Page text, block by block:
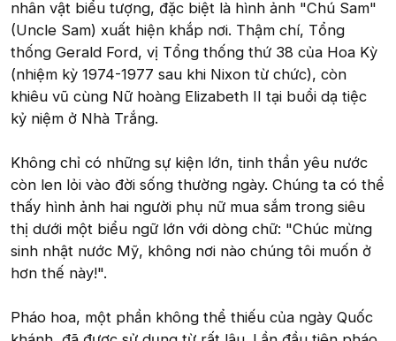
nhân vật biểu tượng, đặc biệt là hình ảnh "Chú Sam"
(Uncle Sam) xuất hiện khắp nơi. Thậm chí, Tổng
thống Gerald Ford, vị Tổng thống thứ 38 của Hoa Kỳ
(nhiệm kỳ 1974-1977 sau khi Nixon từ chức), còn
khiêu vũ cùng Nữ hoàng Elizabeth II tại buổi dạ tiệc
kỷ niệm ở Nhà Trắng.
Không chỉ có những sự kiện lớn, tinh thần yêu nước
còn len lỏi vào đời sống thường ngày. Chúng ta có thể
thấy hình ảnh hai người phụ nữ mua sắm trong siêu
thị dưới một biểu ngữ lớn với dòng chữ: "Chúc mừng
sinh nhật nước Mỹ, không nơi nào chúng tôi muốn ở
hơn thế này!".
Pháo hoa, một phần không thể thiếu của ngày Quốc